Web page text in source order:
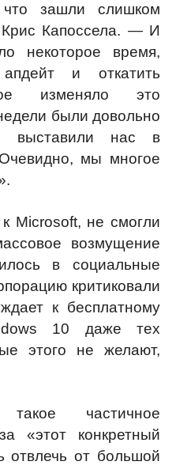
зашли слишком
Капоссела. — И
некоторое время,
и откатить
изменяло это
были довольно
выставили нас в
мы многое
Microsoft, не смогли
возмущение
в социальные
критиковали
к бесплатному
10 даже тех
этого не желают,
частичное
«этот конкретный
отвлечь от большой